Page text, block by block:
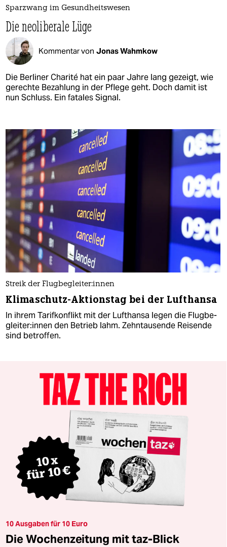
Sparzwang im Gesundheitswesen
Die neoliberale Lüge
Kommentar von Jonas Wahmkow
Die Berliner Charité hat ein paar Jahre lang gezeigt, wie
gerechte Bezahlung in der Pflege geht. Doch damit ist
nun Schluss. Ein fatales Signal.
Streik der Flug­be­glei­te­r:in­nen
Klimaschutz-Aktionstag bei der Lufthansa
In ihrem Tarifkonflikt mit der Lufthansa legen die Flug­be­
glei­te­r:in­nen den Betrieb lahm. Zehntausende Reisende
sind betroffen.
10 Ausgaben für 10 Euro
Die Wochenzeitung mit taz-Blick